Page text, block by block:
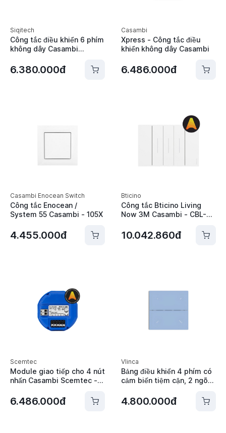
Siqitech
Công tắc điều khiển 6 phím
không dây Casambi
6.380.000đ
Casambi
Xpress - Công tắc điều
khiển không dây Casambi
6.486.000đ
Casambi Enocean Switch
Công tắc Enocean /
System 55 Casambi - 105X
4.455.000đ
Bticino
Công tắc Bticino Living
Now 3M Casambi - CBL-
10.042.860đ
Scemtec
Module giao tiếp cho 4 nút
nhấn Casambi Scemtec -
6.486.000đ
Vlinca
Bảng điều khiển 4 phím có
cảm biến tiệm cận, 2 ngõ
- VBA-SSR4
4.800.000đ